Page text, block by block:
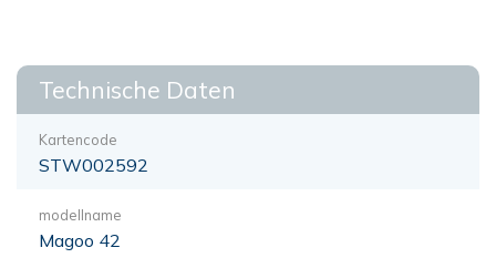
Technische Daten
Kartencode
STW002592
modellname
Magoo 42